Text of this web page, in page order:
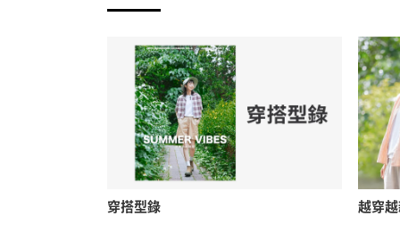
穿搭型錄 越穿